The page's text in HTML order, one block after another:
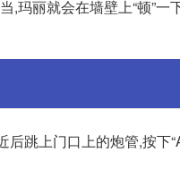
丽就会在墙壁上“顿”一
跳上门口上的炮管,按下